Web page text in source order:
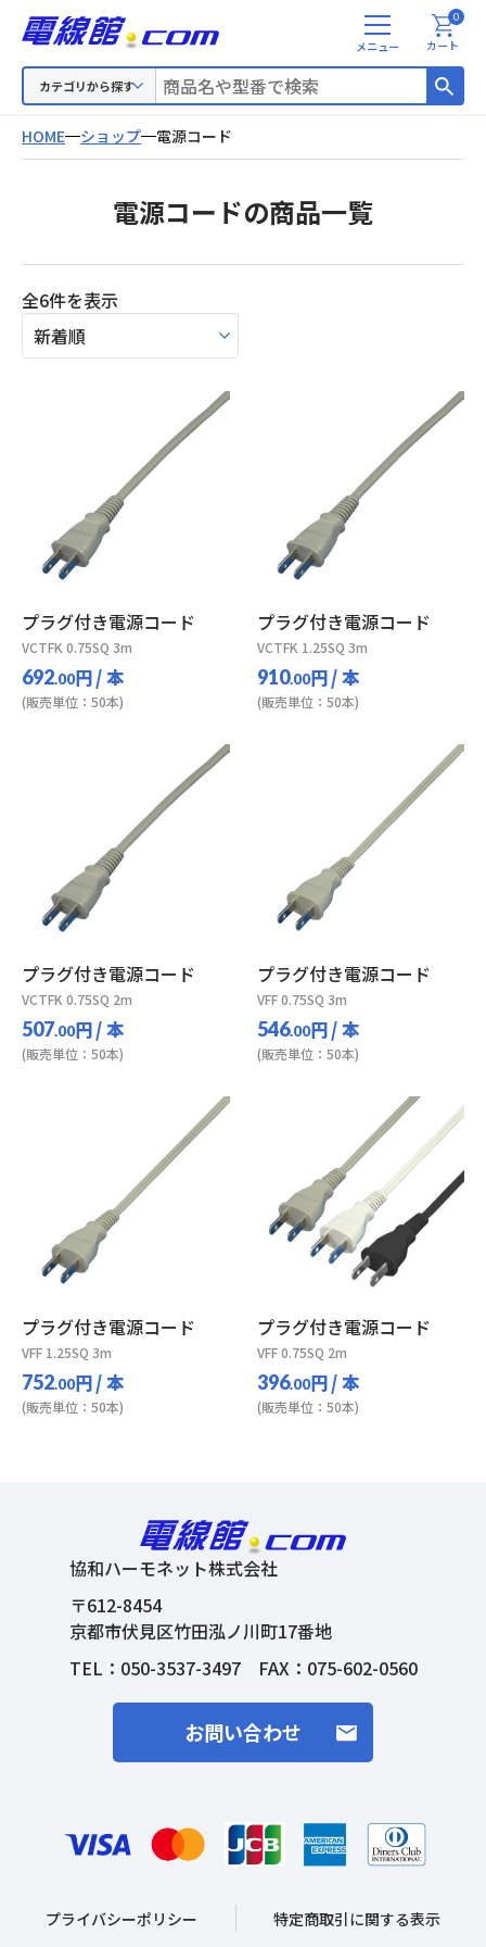
カテゴリから探す
メ
ニ
カート
0
HOME ショップ 電源コード
電源コードの商品一覧
全6件を表示新
い
プラグ付き電源コード
VCTFK 0.75SQ 3m
692.00円/ 本
(販売単位：50本)
プラグ付き電源コード
VCTFK 1.25SQ 3m
910.00円/ 本
(販売単位：50本)
プラグ付き電源コード
VCTFK 0.75SQ 2m
507.00円/ 本
(販売単位：50本)
プラグ付き電源コード
VFF 0.75SQ 3m
546.00円/ 本
(販売単位：50本)
プラグ付き電源コード
VFF 1.25SQ 3m
752.00円/ 本
(販売単位：50本)
プラグ付き電源コード
VFF 0.75SQ 2m
396.00円/ 本
(販売単位：50本)
協和ハーモネット株式会社
〒612-8454
京都市伏見区竹田泓ノ川町17番地
TEL： 050-3537-3497FAX：075-602-0560
お問い合わせ
プライバシーポリシー 特定商取引に関する表示